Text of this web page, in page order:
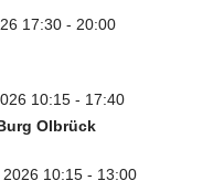
17:30 - 20:00
10:15 - 17:40
Olbrück
10:15 - 13:00